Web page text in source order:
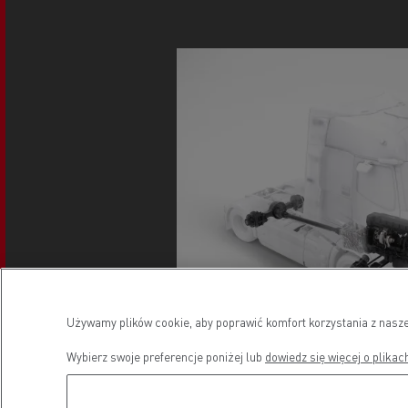
Używamy plików cookie, aby poprawić komfort korzystania z
Wybierz swoje preferencje poniżej lub dowiedz się więcej o